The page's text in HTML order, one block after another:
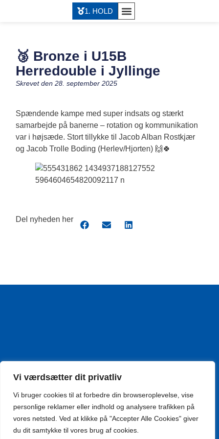
Vi værdsætter dit privatliv
Vi bruger cookies til at forbedre din browseroplevelse, vise
personlige reklamer eller indhold og analysere trafikken på
vores netsted. Ved at klikke på "Accepter Alle Cookies" giver
du dit samtykke til vores brug af cookies.
1. HOLD
🥉 Bronze i U15B
Herredouble i Jyllinge
Skrevet den 28. september 2025
Spændende kampe med super indsats og stærkt
samarbejde på banerne – rotation og kommunikation
var i højsæde. Stort tillykke til Jacob Alban Rostkjær
og Jacob Trolle Boding (Herlev/Hjorten) 🙌🍀
Del nyheden her